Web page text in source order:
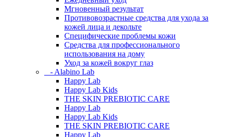
Мгновенный результат
Противовозрастные средства для ухода за
кожей лица и декольте
Специфические проблемы кожи
Средства для профессионального
использования на дому
Уход за кожей вокруг глаз
- Alabino Lab
Happy Lab
Happy Lab Kids
THE SKIN PREBIOTIC CARE
Happy Lab
Happy Lab Kids
THE SKIN PREBIOTIC CARE
Happy Lab